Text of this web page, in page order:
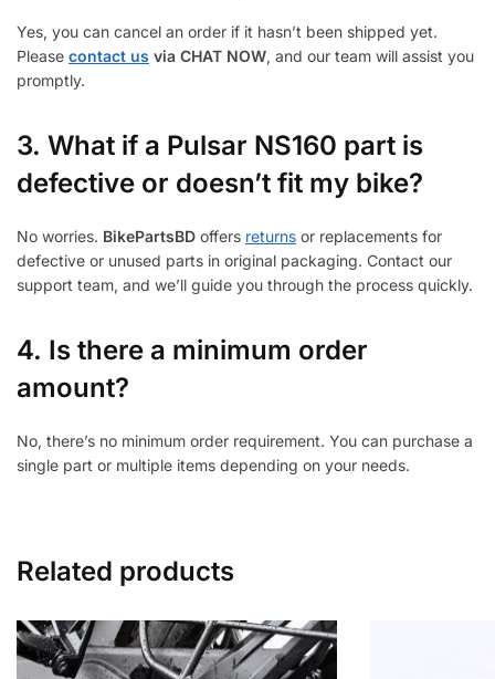
Yes, you can cancel an order if it hasn’t been shipped yet.
Please contact us via CHAT NOW, and our team will assist you
promptly.
3. What if a Pulsar NS160 part is
defective or doesn’t fit my bike?
No worries. BikePartsBD offers returns or replacements for
defective or unused parts in original packaging. Contact our
support team, and we’ll guide you through the process quickly.
4. Is there a minimum order
amount?
No, there’s no minimum order requirement. You can purchase a
single part or multiple items depending on your needs.
Related products